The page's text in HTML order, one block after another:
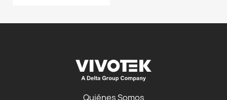
Quiénes Somos